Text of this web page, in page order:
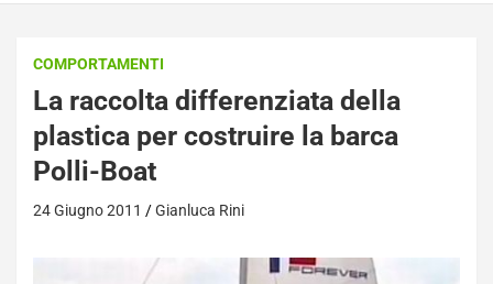
COMPORTAMENTI
La raccolta differenziata della
plastica per costruire la barca
Polli-Boat
24 Giugno 2011 Gianluca Rini